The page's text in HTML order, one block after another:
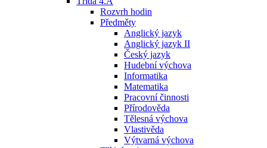
Rozvrh hodin
Předměty
Anglický jazyk
Anglický jazyk II
Český jazyk
Hudební výchova
Informatika
Matematika
Pracovní činnosti
Přírodověda
Tělesná výchova
Vlastivěda
Výtvarná výchova